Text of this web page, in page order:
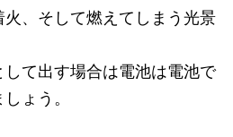
、そして燃えてしまう光景
て出す場合は電池は電池で
ょう。